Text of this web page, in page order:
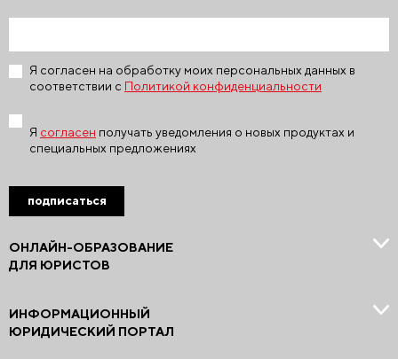
ОНЛАЙН-ОБРАЗОВАНИЕ
ДЛЯ ЮРИСТОВ
ИНФОРМАЦИОННЫЙ
ЮРИДИЧЕСКИЙ ПОРТАЛ
Я согласен на обработку моих персональных данных в
соответствии с Политикой конфиденциальности
Я согласен получать уведомления о новых продуктах и
специальных предложениях
подписаться